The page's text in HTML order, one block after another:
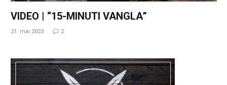
VIDEO | “15-MINUTI VANGLA”
21. mai 2023 2